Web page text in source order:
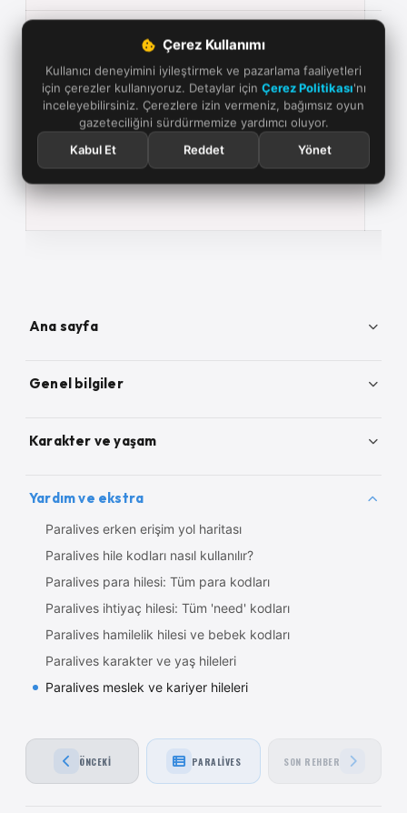
Çerez Kullanımı
Kullanıcı deneyimini iyileştirmek ve pazarlama faaliyetleri
için çerezler kullanıyoruz. Detaylar için Çerez Politikası'nı
inceleyebilirsiniz. Çerezlere izin vermeniz, bağımsız oyun
gazeteciliğini sürdürmemize yardımcı oluyor.
Kabul Et
Reddet Yönet
PRINTLOTSANDCOMPANY
PRINTNUMBEROFEXTRASFOREVERYOCCUPATION
Ana sayfa
Genel bilgiler
Paralives sistem gereksinimleri
Paralives kontrolleri ve klavye kısayolları
Karakter ve yaşam
Paralives inşa modu rehberi ve özellikleri
Paralives kişilik özellikleri ve trait sistemi
Paralives yetenekler ve skill sistemi rehberi
Yardım ve ekstra
Paralives erken erişim yol haritası
Paralives hile kodları nasıl kullanılır?
Paralives para hilesi: Tüm para kodları
Paralives ihtiyaç hilesi: Tüm 'need' kodları
Paralives hamilelik hilesi ve bebek kodları
Paralives karakter ve yaş hileleri
Paralives meslek ve kariyer hileleri
ÖNCEKI PARALIVES SON REHBER